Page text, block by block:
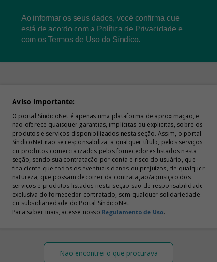
Ao informar os seus dados, você confirma que
está de acordo com a Política de Privacidade e
com os Termos de Uso do Síndico.
Aviso importante:
O portal SíndicoNet é apenas uma plataforma de aproximação, e
não oferece quaisquer garantias, implícitas ou explicitas, sobre os
produtos e serviços disponibilizados nesta seção. Assim, o portal
SíndicoNet não se responsabiliza, a qualquer título, pelos serviços
ou produtos comercializados pelos fornecedores listados nesta
seção, sendo sua contratação por conta e risco do usuário, que
fica ciente que todos os eventuais danos ou prejuízos, de qualquer
natureza, que possam decorrer da contratação/aquisição dos
serviços e produtos listados nesta seção são de responsabilidade
exclusiva do fornecedor contratado, sem qualquer solidariedade
ou subsidiariedade do Portal SíndicoNet.
Para saber mais, acesse nosso Regulamento de Uso.
Não encontrei o que procurava